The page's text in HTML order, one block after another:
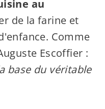
au
de la farine et
Comme
Escoffier :
base du véritable